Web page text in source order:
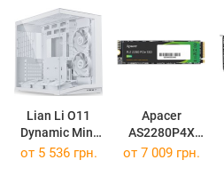
Lian Li O11
Dynamic Mini
V2 Flow White
Apacer
AS2280P4X
от 5 536 грн. от 7 009 грн.